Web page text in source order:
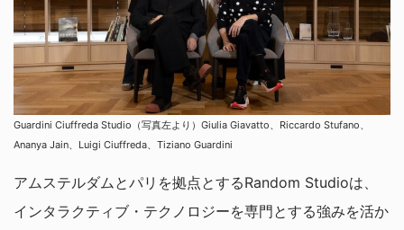
Guardini Ciuffreda Studio（写真左より）Giulia Giavatto、Riccardo Stufano、
Ananya Jain、Luigi Ciuffreda、Tiziano Guardini
アムステルダムとパリを拠点とするRandom Studioは、
インタラクティブ・テクノロジーを専門とする強みを活か